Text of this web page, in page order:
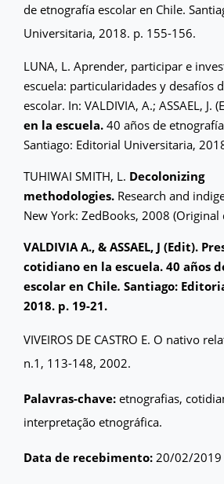
de etnografía escolar en Chile.
Universitaria, 2018. p. 155-156.
LUNA, L. Aprender, participar e
escuela: particularidades y desafíos
escolar. In: VALDIVIA, A.; ASSAEL, J.
en la escuela. 40 años de
Santiago: Editorial Universitaria,
TUHIWAI SMITH, L. Decolonizing
methodologies. Research and
New York: ZedBooks, 2008 (Original
VALDIVIA A., & ASSAEL, J (Edit).
cotidiano en la escuela. 40 años
escolar en Chile. Santiago:
2018. p. 19-21.
VIVEIROS DE CASTRO E. O nativo
n.1, 113-148, 2002.
Palavras-chave: etnografias,
interpretação etnográfica.
Data de recebimento: 20/02/2019